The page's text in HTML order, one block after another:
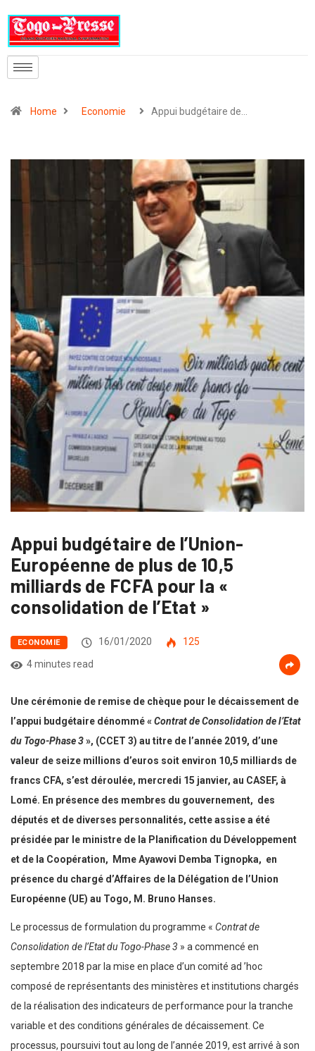
Home Economie Appui budgétaire de…
Appui budgétaire de l’Union-
Européenne de plus de 10,5
milliards de FCFA pour la «
consolidation de l’Etat »
ECONOMIE 16/01/2020
125
4 minutes read
Une cérémonie de remise de chèque pour le décaissement de
l’appui budgétaire dénommé «Contrat de Consolidation de l’Etat
du Togo-Phase 3», (CCET 3) au titre de l’année 2019, d’une
valeur de seize millions d’euros soit environ 10,5 milliards de
francs CFA, s’est déroulée, mercredi 15 janvier, au CASEF, à
Lomé. En présence des membres du gouvernement, des
députés et de diverses personnalités, cette assise a été
présidée par le ministre de la Planification du Développement
et de la Coopération, Mme Ayawovi Demba Tignopka, en
présence du chargé d’Affaires de la Délégation de l’Union
Européenne (UE) au Togo, M. Bruno Hanses.
Le processus de formulation du programme « Contrat de
Consolidation de l’Etat du Togo-Phase 3 » a commencé en
septembre 2018 par la mise en place d’un comité ad ’hoc
composé de représentants des ministères et institutions chargés
de la réalisation des indicateurs de performance pour la tranche
variable et des conditions générales de décaissement. Ce
processus, poursuivi tout au long de l’année 2019, est arrivé à son